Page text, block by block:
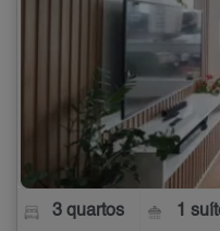
3 quartos 1